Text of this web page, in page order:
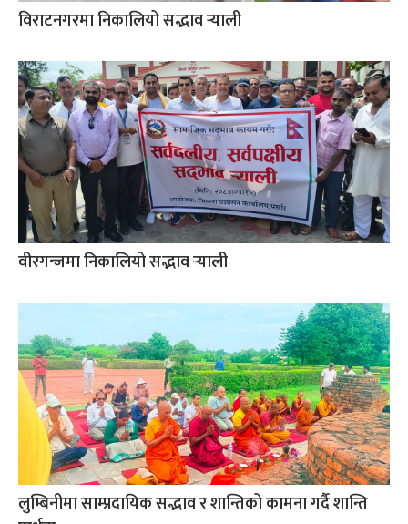
विराटनगरमा निकालियो सद्भाव र्‍याली
वीरगन्जमा निकालियो सद्भाव र्‍याली
लुम्बिनीमा साम्प्रदायिक सद्भाव र शान्तिको कामना गर्दै शान्ति